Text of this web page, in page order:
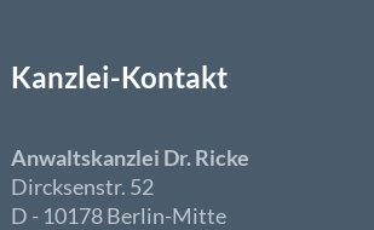
Kanzlei-Kontakt
Anwaltskanzlei Dr. Ricke
Dircksenstr. 52
D - 10178 Berlin-Mitte